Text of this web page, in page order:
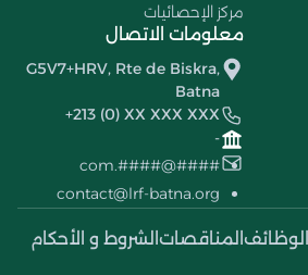
مركز الإحصائيات
معلومات الاتصال
G5V7+HRV, Rte de Biskra,
Batna
+213 (0) XX XXX XXX
-
####@####.com
contact@lrf-batna.org
الوظائف المناقصات الشروط و الأحكام